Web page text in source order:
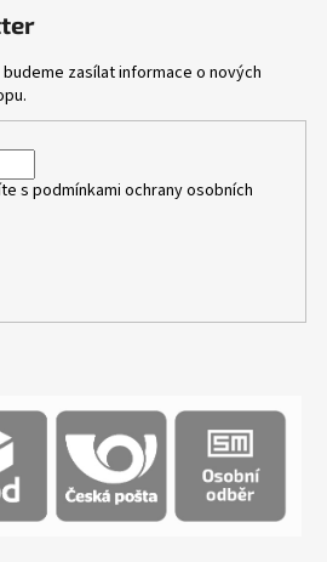
zasílat informace o nových
s podmínkami ochrany osobních